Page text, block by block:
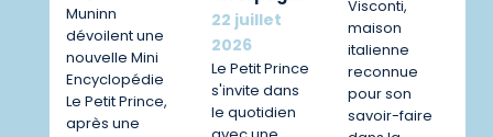
Muninn
dévoilent une
nouvelle Mini
Encyclopédie
Le Petit Prince,
après une
22 juillet
2026
Le Petit Prince
s'invite dans
le quotidien
Visconti,
maison
italienne
reconnue
pour son
savoir-faire